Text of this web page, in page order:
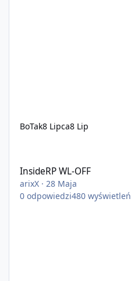
BoTak8 Lipca8 Lip
InsideRP WL-OFF
arixX · 28 Maja
0 odpowiedzi480 wyświetleń